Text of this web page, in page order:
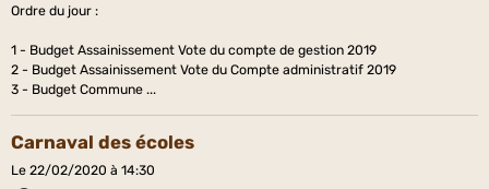
Ordre du jour :
1 - Budget Assainissement Vote du compte de gestion 2019
2 - Budget Assainissement Vote du Compte administratif 2019
3 - Budget Commune ...
Carnaval des écoles
Le 22/02/2020 à 14:30